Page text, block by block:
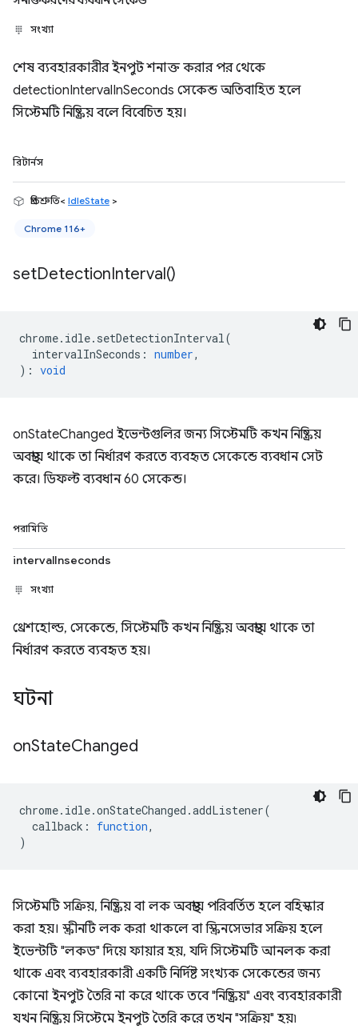
সংখ্যা
শেষ ব্যবহারকারীর ইনপুট শনাক্ত করার পর থেকে
detectionIntervalInSeconds সেকেন্ড অতিবাহিত হলে
সিস্টেমটি নিষ্ক্রিয় বলে বিবেচিত হয়।
রিটার্নস
প্রতিশ্রুতি< IdleState >
Chrome 116+
setDetectionInterval()
chrome. idle. setDetectionInterval(
intervalInSeconds : number,
) : void
onStateChanged ইভেন্টগুলির জন্য সিস্টেমটি কখন নিষ্ক্রিয়
অবস্থায় থাকে তা নির্ধারণ করতে ব্যবহৃত সেকেন্ডে ব্যবধান সেট
করে। ডিফল্ট ব্যবধান 60 সেকেন্ড।
পরামিতি
intervalInseconds
সংখ্যা
থ্রেশহোল্ড, সেকেন্ডে, সিস্টেমটি কখন নিষ্ক্রিয় অবস্থায় থাকে তা
নির্ধারণ করতে ব্যবহৃত হয়।
ঘটনা
onStateChanged
chrome. idle.onStateChanged .addListener(
callback : function,
)
সিস্টেমটি সক্রিয়, নিষ্ক্রিয় বা লক অবস্থায় পরিবর্তিত হলে বহিস্কার
করা হয়। স্ক্রীনটি লক করা থাকলে বা স্ক্রিনসেভার সক্রিয় হলে
ইভেন্টটি "লকড" দিয়ে ফায়ার হয়, যদি সিস্টেমটি আনলক করা
থাকে এবং ব্যবহারকারী একটি নির্দিষ্ট সংখ্যক সেকেন্ডের জন্য
কোনো ইনপুট তৈরি না করে থাকে তবে "নিষ্ক্রিয়" এবং ব্যবহারকারী
যখন নিষ্ক্রিয় সিস্টেমে ইনপুট তৈরি করে তখন "সক্রিয়" হয়৷